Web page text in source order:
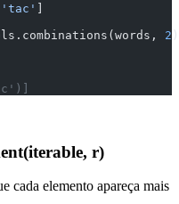
'tac'
2 )
r)
cada elemento apareça mais